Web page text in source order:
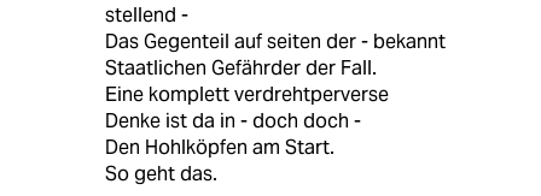
stellend -
Das Gegenteil auf seiten der - bekannt
Staatlichen Gefährder der Fall.
Eine komplett verdrehtperverse
Denke ist da in - doch doch -
Den Hohlköpfen am Start.
So geht das.